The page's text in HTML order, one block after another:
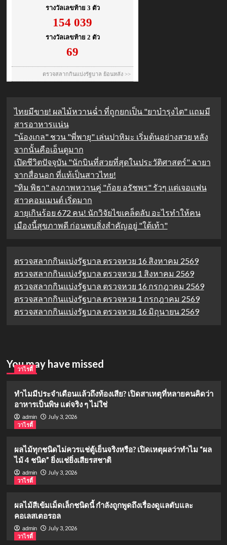
ไทยมีขาย! ผลไม้หวานฉ่ำ ที่ถูกยกเป็น "ยาบำรุงไต" แถมมี
สารอาหารแน่น
"น้องเกล" ชวน "พี่พายุ" เล่นปาหิมะ เริ่มต้นอย่างสวย หลัง
จากนั้นคือเอ็นดูมาก
เปิดชีวิตปัจจุบัน "นักบินที่สวยที่สุดในประวัติศาสตร์" ฉายา
จากสื่อนอก ที่แท้เป็นสาวไทย!
"ทิม พิธา" ลงภาพหวานคู่ "ก้อย อรัชพร" รัวๆ แต่เจอแฟน
สาวคอมเมนต์ เริ่ดมาก
อายุเกินร้อย 672 คน! นักวิจัยไขเคล็ดลับ อะไรทำให้คน
เมืองนี้สุขภาพดี ก่อนพบสิ่งสำคัญอยู่ "ใต้เท้า"
ตรวจสลากกินแบ่งรัฐบาล ตรวจหวย 16 สิงหาคม 2569
ตรวจสลากกินแบ่งรัฐบาล ตรวจหวย 1 สิงหาคม 2569
ตรวจสลากกินแบ่งรัฐบาล ตรวจหวย 16 กรกฎาคม 2569
ตรวจสลากกินแบ่งรัฐบาล ตรวจหวย 1 กรกฎาคม 2569
ตรวจสลากกินแบ่งรัฐบาล ตรวจหวย 16 มิถุนายน 2569
You may have missed
วาไรตี้
ทำไมมีประจำเดือนแล้วถึงท้องเสีย? เปิดสาเหตุที่หลายคนคิดว่า
อาหารเป็นพิษ แต่จริง ๆ ไม่ใช่
admin
July 3, 2026
วาไรตี้
ผลไม้ทุกชนิดไม่ควรแช่ตู้เย็นจริงหรือ? เปิดเหตุผลว่าทำไม “ผล
ไม้ 4 ชนิด” ยิ่งแช่ยิ่งเสียรสชาติ
admin
July 3, 2026
วาไรตี้
ผลไม้สีเข้มเม็ดเล็กชนิดนี้ กำลังถูกพูดถึงเรื่องดูแลตับและ
คอเลสเตอรอล
admin
July 3, 2026
วาไรตี้